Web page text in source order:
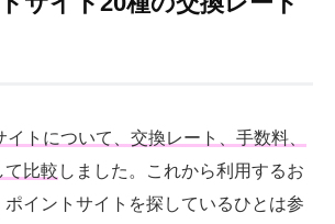
トについて、交換レート、手数料、
て比較 しました。これから利用するお
イントサイトを探しているひとは参